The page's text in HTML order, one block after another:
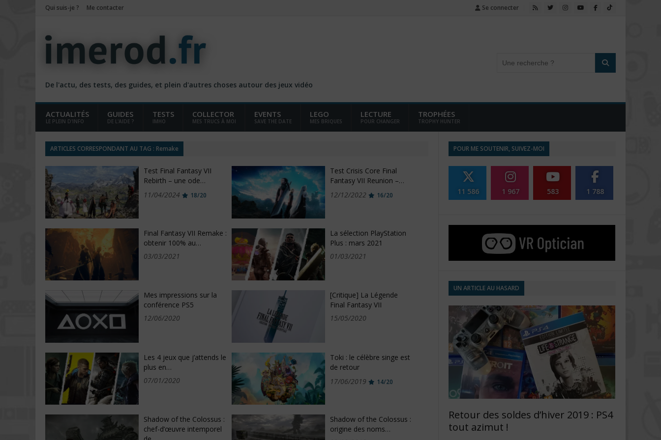
Qui suis-je ? Me contacter Se connecter
De l'actu, des tests, des guides, et plein d'autres choses autour des jeux vidéo
ACTUALITÉS
LE PLEIN D'INFO
GUIDES
DE L'AIDE ?
TESTS
IMHO
COLLECTOR
MES TRUCS À MOI
EVENTS
SAVE THE DATE
LEGO
MES BRIQUES
LECTURE
POUR CHANGER
TROPHÉES
TROPHY HUNTER
ARTICLES CORRESPONDANT AU TAG : Remake
Test Final Fantasy VII
Rebirth – une ode…
11/04/2024
18/20
Test Crisis Core Final
Fantasy VII Reunion –…
12/12/2022
16/20
Final Fantasy VII Remake :
obtenir 100% au…
03/03/2021
La sélection PlayStation
Plus : mars 2021
01/03/2021
Mes impressions sur la
conférence PS5
12/06/2020
[Critique] La Légende
Final Fantasy VII
15/05/2020
Les 4 jeux que j’attends le
plus en…
07/01/2020
Toki : le célèbre singe est
de retour
17/06/2019
14/20
Shadow of the Colossus :
chef-d’œuvre intemporel
Shadow of the Colossus :
origine des noms…
POUR ME SOUTENIR, SUIVEZ-MOI
11 586 1 967 583 1 788
UN ARTICLE AU HASARD
Retour des soldes d’hiver 2019 : PS4
tout azimut !